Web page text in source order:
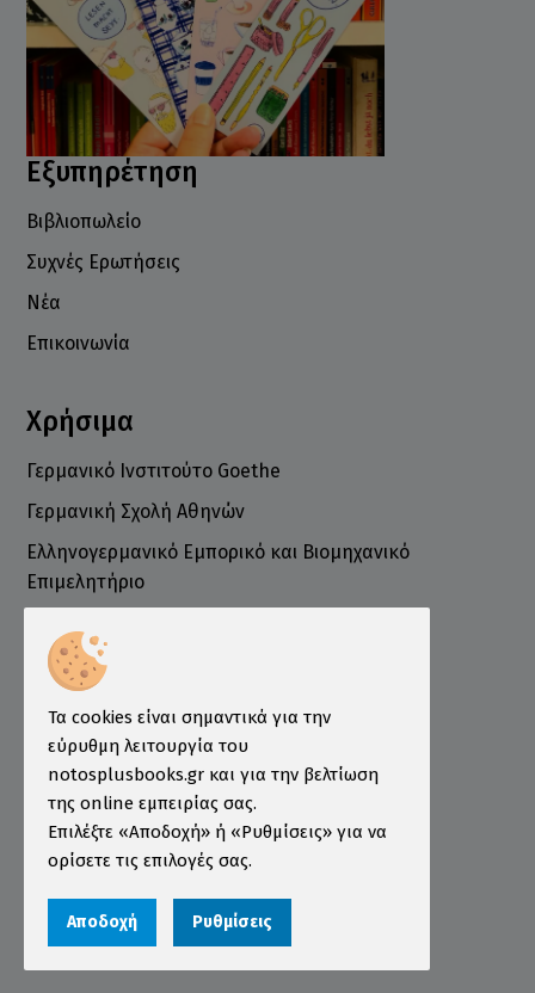
Εξυπηρέτηση
Βιβλιοπωλείο
Συχνές Ερωτήσεις
Νέα
Επικοινωνία
Χρήσιμα
Γερμανικό Ινστιτούτο Goethe
Γερμανική Σχολή Αθηνών
Ελληνογερμανικό Εμπορικό και Βιομηχανικό
Επιμελητήριο
Πληροφορίες
Τρόποι Πληρωμής
Τρόποι Αποστολής
Εγγύηση - Επιστροφές
Όροι χρήσης
Προστασία Προσωπικών Δεδομένων
Cookies
Τα cookies είναι σημαντικά για την
εύρυθμη λειτουργία του
notosplusbooks.gr και για την βελτίωση
της online εμπειρίας σας.
Επιλέξτε «Αποδοχή» ή «Ρυθμίσεις» για να
ορίσετε τις επιλογές σας.
Αποδοχή Ρυθμίσεις